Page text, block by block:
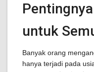
untuk
Banyak orang
hanya terjadi pada